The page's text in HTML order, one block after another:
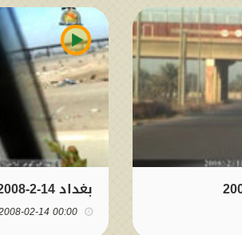
بغداد 14-2-2008
00:00 2008-02-14